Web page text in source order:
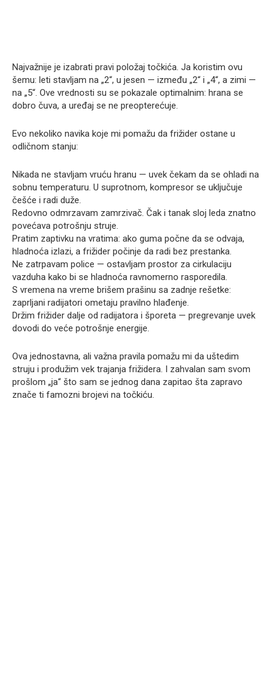
Najvažnije je izabrati pravi položaj točkića. Ja koristim ovu
šemu: leti stavljam na „2“, u jesen — između „2“ i „4“, a zimi —
na „5“. Ove vrednosti su se pokazale optimalnim: hrana se
dobro čuva, a uređaj se ne preopterećuje.
Evo nekoliko navika koje mi pomažu da frižider ostane u
odličnom stanju:
Nikada ne stavljam vruću hranu — uvek čekam da se ohladi na
sobnu temperaturu. U suprotnom, kompresor se uključuje
češće i radi duže.
Redovno odmrzavam zamrzivač. Čak i tanak sloj leda znatno
povećava potrošnju struje.
Pratim zaptivku na vratima: ako guma počne da se odvaja,
hladnoća izlazi, a frižider počinje da radi bez prestanka.
Ne zatrpavam police — ostavljam prostor za cirkulaciju
vazduha kako bi se hladnoća ravnomerno rasporedila.
S vremena na vreme brišem prašinu sa zadnje rešetke:
zaprljani radijatori ometaju pravilno hlađenje.
Držim frižider dalje od radijatora i šporeta — pregrevanje uvek
dovodi do veće potrošnje energije.
Ova jednostavna, ali važna pravila pomažu mi da uštedim
struju i produžim vek trajanja frižidera. I zahvalan sam svom
prošlom „ja“ što sam se jednog dana zapitao šta zapravo
znače ti famozni brojevi na točkiću.